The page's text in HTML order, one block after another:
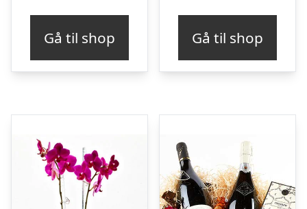
Gå til shop Gå til shop